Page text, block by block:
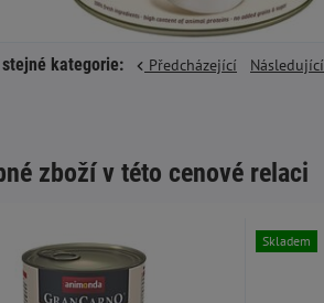
kategorie: Předcházející Následující
zboží v této cenové relaci
Skladem